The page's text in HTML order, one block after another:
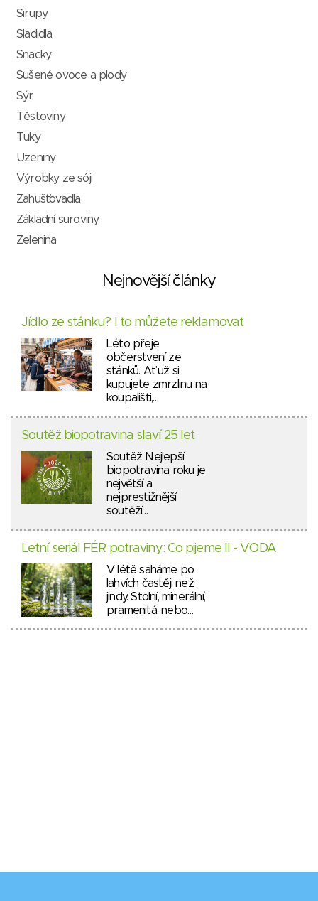
Sirupy
Sladidla
Snacky
Sušené ovoce a plody
Sýr
Těstoviny
Tuky
Uzeniny
Výrobky ze sóji
Zahušťovadla
Základní suroviny
Zelenina
Nejnovější články
Jídlo ze stánku? I to můžete reklamovat
Léto přeje
občerstvení ze
stánků. Ať už si
kupujete zmrzlinu na
koupališti,…
Soutěž biopotravina slaví 25 let
Soutěž Nejlepší
biopotravina roku je
největší a
nejprestižnější
soutěží…
Letní seriál FÉR potraviny: Co pijeme II - VODA
V létě saháme po
lahvích častěji než
jindy. Stolní, minerální,
pramenitá, nebo…